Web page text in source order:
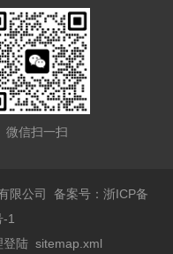
微信扫一扫
限公司备案号：浙ICP备
1
登陆 sitemap.xml